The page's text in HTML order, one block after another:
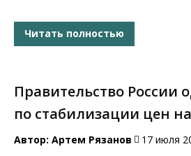
Читать полностью
Правительство России
по стабилизации цен
Автор: Артем Рязанов 17 июля